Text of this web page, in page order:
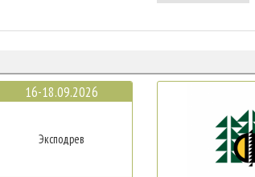
16-18.09.2026
Эксподрев